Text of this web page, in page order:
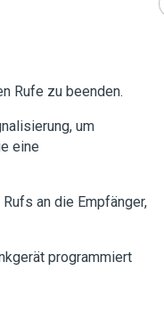
Rufe zu beenden.
um
eine
an die Empfänger,
programmiert